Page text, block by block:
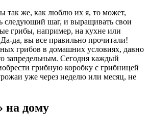
так же, как люблю их я, то может,
следующий шаг, и выращивать свои
грибы, например, на кухне или
да, вы все правильно прочитали!
грибов в домашних условиях, давно
запредельным. Сегодня каждый
грибную коробку с грибницей
уже через неделю или месяц, не
на дому